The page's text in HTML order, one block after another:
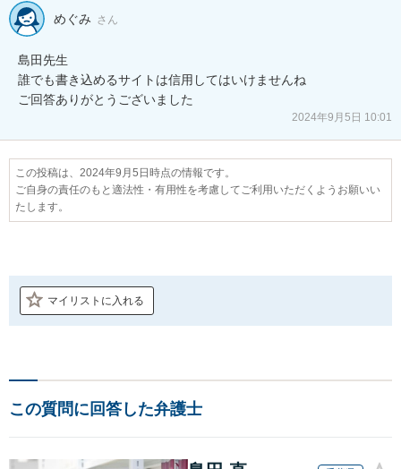
めぐみ さん
島田先生
誰でも書き込めるサイトは信用してはいけませんね
ご回答ありがとうございました
2024年9月5日 10:01
この投稿は、2024年9月5日時点の情報です。
ご自身の責任のもと適法性・有用性を考慮してご利用いただくようお願いい
たします。
マイリストに入れる
この質問に回答した弁護士